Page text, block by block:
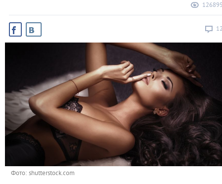
Фото: shutterstock.com